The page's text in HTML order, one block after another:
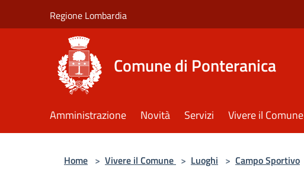
Regione Lombardia
Comune di Ponteranica
Amministrazione Novità Servizi Vivere il Comune
Home > Vivere il Comune > Luoghi > Campo Sportivo